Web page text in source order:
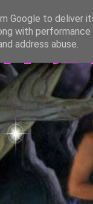
Google to deliver
with
address abuse.